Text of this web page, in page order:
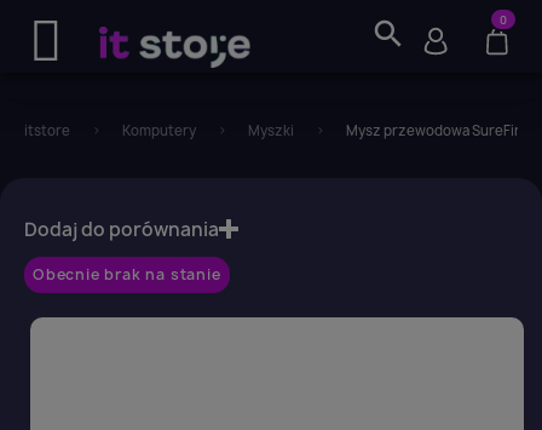
search 0
itstore Komputery Myszki Mysz przewodowa SureFire
Obecnie brak na stanie
Dodaj do porównania